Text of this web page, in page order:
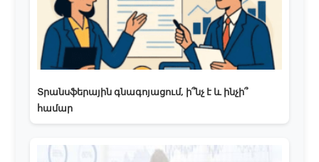
Տրանսֆերային գնագոյացում, ի՞նչ է և ինչի՞
համար